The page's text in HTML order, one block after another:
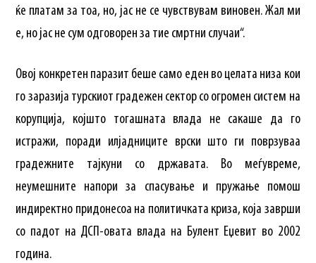
ќе платам за тоа, но, јас не се чувствувам виновен. Жал ми
е, но јас не сум одговорен за тие смртни случаи“.
Овој конкретен паразит беше само еден во целата низа кои
го заразија турскиот градежен сектор со огромен систем на
корупција, којшто тогашната влада не сакаше да го
истражи, поради илјадниците врски што ги поврзуваа
градежните тајкуни со државата. Во меѓувреме,
неумешните напори за спасување и пружање помош
индиректно придонесоа на политичката криза, која заврши
со падот на ДСП-овата влада на Булент Еџевит во 2002
година.